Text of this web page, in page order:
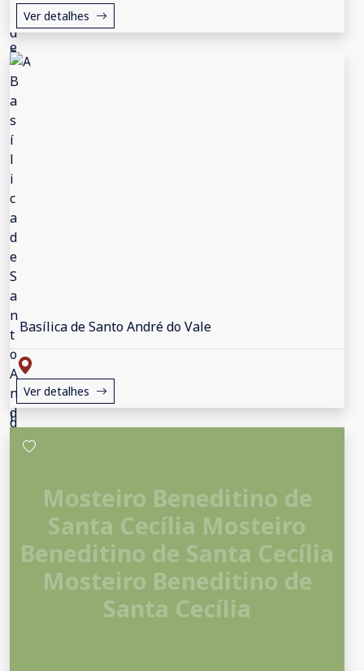
Ver detalhes
Basílica de Santo André do Vale
Ver detalhes
Mosteiro Beneditino de
Santa Cecília Mosteiro
Beneditino de Santa Cecília
Mosteiro Beneditino de
Santa Cecília